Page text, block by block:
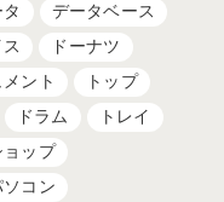
データベース
ドーナツ
メント
トップ
ドラム
トレイ
ョップ
ソコン